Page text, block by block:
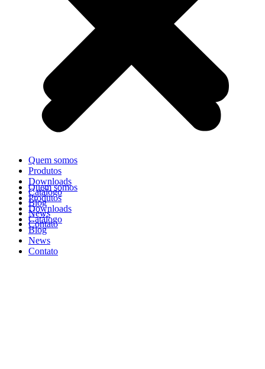
Quem somos
Produtos
Downloads
Catálogo
Blog
News
Contato
Quem somos
Produtos
Downloads
Catálogo
Blog
News
Contato